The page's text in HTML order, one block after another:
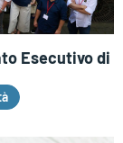
Esecutivo di